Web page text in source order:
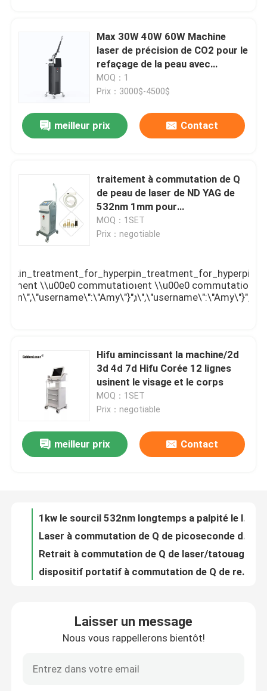
Produits
VR Show
Visite d'usine
Contrôle de qualité
Max 30W 40W 60W Machine
laser de précision de CO2 pour le
refaçage de la peau avec
différentes zones de balayage
MOQ：1
Prix：3000$-4500$
meilleur prix Contact
traitement à commutation de Q
de peau de laser de ND YAG de
532nm 1mm pour
Hyperpigmentation
MOQ：1SET
Prix：negotiable
\\u00e0 commutation de Q de peau de laser de ND
prix");'
nous indiquer votre traitement \\u00e0 commutation de
1mm pour
Hifu amincissant la machine/2d
3d 4d 7d Hifu Corée 12 lignes
usinent le visage et le corps
MOQ：1SET
Prix：negotiable
meilleur prix Contact
600W 755 808 1064 constantes triples d'enlèvement de pilosité faciale de laser Epilation de longueur d'onde de diode
Laser à commutation de Q de picoseconde de la machine de retrait de tatouage de laser de ND Yag/1064nm 532nm
dispositif portatif à commutation de Q de retrait de tatouage du laser 110V de ND YAG de la longue impulsion 700mj
Dispositif à commutation de Q 755nm de retrait de tatouage du laser 1064nm 532nm Picolaser de Ndyag
Laisser un message
Nous vous rappellerons bientôt!